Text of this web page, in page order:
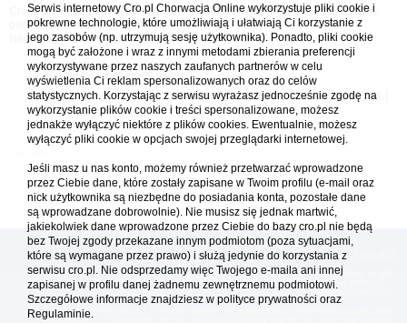
Cro.pl przegląda127użytkowników :: 6 zidentyfikowanych, 0 ukrytych i 121
gości (dane z ostatnich 3 minut)
Najwięcej użytkowników online ( 5542) było 21.04.2026 01:12
Forum Chorwacja Online - Cro.pl
Usuń ciasteczka• Strefa czasowa: UTC + 1 (Polska - czas zimowy) [ DST
[reklama ] [
Platforma cro.pl© Chorwacja online™ wykorzystuje cookies do prawidłowego działania, te pliki
gromadzą na Twoim komputerze dane ułatwiające korzystanie z serwisu; więcej informacji w
Redakcja platformy cro.pl© Chorwacja online™ nie odpowiada za treści zamieszczone przez
użytkowników. Korzystanie z serwisu oznacza akceptację regulaminu. Serwis ma charakter
Serwis internetowy Cro.pl Chorwacja Online wykorzystuje pliki cookie i
pokrewne technologie, które umożliwiają i ułatwiają Ci korzystanie z
jego zasobów (np. utrzymują sesję użytkownika). Ponadto, pliki cookie
mogą być założone i wraz z innymi metodami zbierania preferencji
wykorzystywane przez naszych zaufanych partnerów w celu
wyświetlenia Ci reklam spersonalizowanych oraz do celów
statystycznych. Korzystając z serwisu wyrażasz jednocześnie zgodę na
wykorzystanie plików cookie i treści spersonalizowane, możesz
jednakże wyłączyć niektóre z plików cookies. Ewentualnie, możesz
wyłączyć pliki cookie w opcjach swojej przeglądarki internetowej.
Jeśli masz u nas konto, możemy również przetwarzać wprowadzone
przez Ciebie dane, które zostały zapisane w Twoim profilu (e-mail oraz
nick użytkownika są niezbędne do posiadania konta, pozostałe dane
są wprowadzane dobrowolnie). Nie musisz się jednak martwić,
jakiekolwiek dane wprowadzone przez Ciebie do bazy cro.pl nie będą
bez Twojej zgody przekazane innym podmiotom (poza sytuacjami,
które są wymagane przez prawo) i służą jedynie do korzystania z
serwisu cro.pl. Nie odsprzedamy więc Twojego e-maila ani innej
zapisanej w profilu danej żadnemu zewnętrznemu podmiotowi.
Szczegółowe informacje znajdziesz w polityce prywatności oraz
Regulaminie.